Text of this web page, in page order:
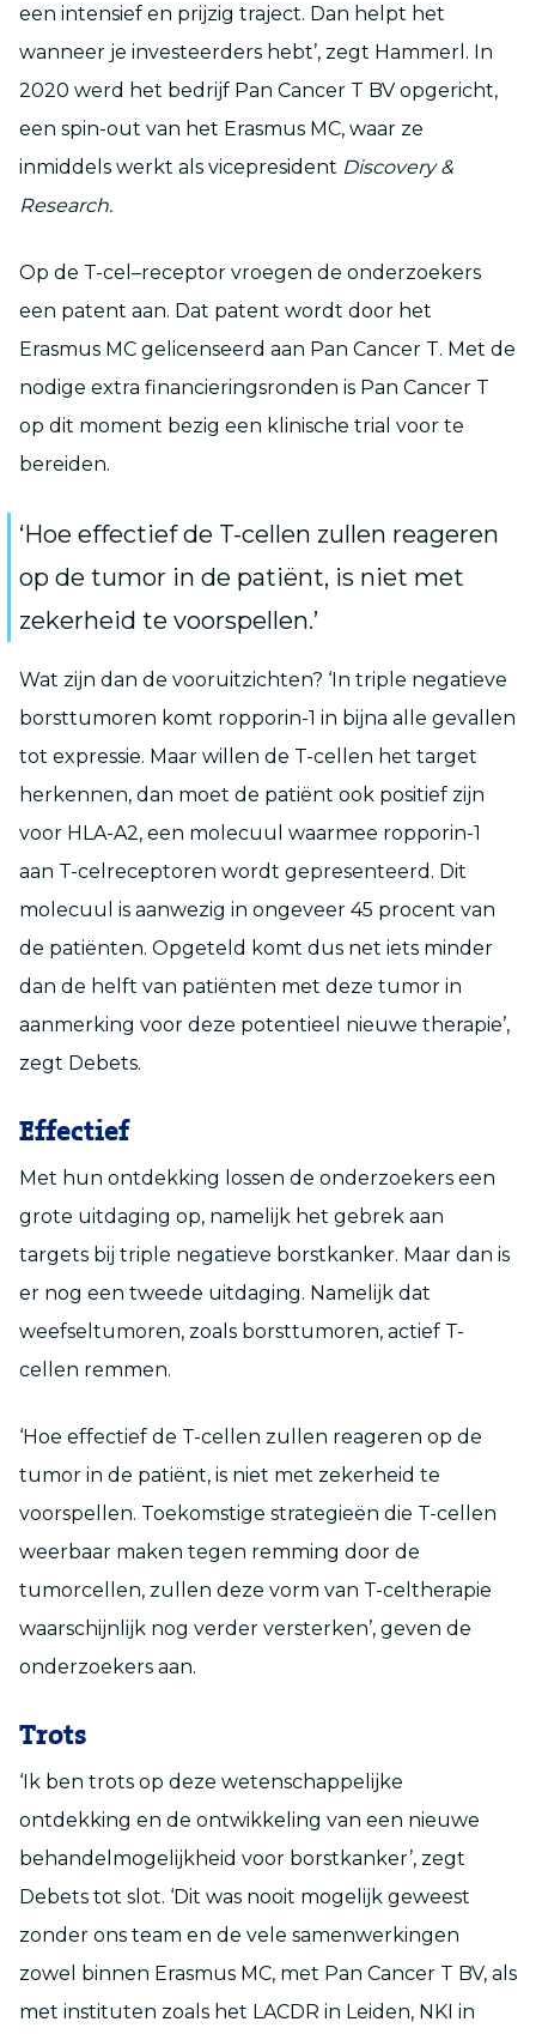
een intensief en prijzig traject. Dan helpt het
wanneer je investeerders hebt’, zegt Hammerl . In
2020 werd het bedrijf Pan Cancer T BV opgericht,
een spin-out van het Erasmus MC, waar ze
inmiddels werkt als vicepresident Discovery &
Research.
Op de T-cel –receptor vroegen de onderzoekers
een patent aan. Dat patent wordt door het
Erasmus MC gelicenseerd aan Pan Cancer T. Met de
nodige extra financieringsronden is Pan Cancer T
op dit moment bezig een klinische trial voor te
bereiden.
‘Hoe effectief de T-cellen zullen reageren
op de tumor in de patiënt, is niet met
zekerheid te voorspellen.’
Wat zijn dan de vooruitzichten? ‘In triple negatieve
borsttumoren komt ropporin-1 in bijna alle gevallen
tot expressie. Maar willen de T-cellen het target
herkennen, dan moet de patiënt ook positief zijn
voor HLA-A2, een molecuul waarmee ropporin-1
aan T-cel receptoren wordt gepresenteerd. Dit
molecuul is aanwezig in ongeveer 45 procent van
de patiënten. Opgeteld komt dus net iets minder
dan de helft van patiënten met deze tumor in
aanmerking voor deze potentieel nieuwe therapie’,
zegt Debets.
Effectief
Met hun ontdekking lossen de onderzoekers een
grote uitdaging op, namelijk het gebrek aan
targets bij triple negatieve borstkanker. Maar dan is
er nog een tweede uitdaging. Namelijk dat
weefseltumoren, zoals borsttumoren, actief T-
cellen remmen.
‘Hoe effectief de T-cellen zullen reageren op de
tumor in de patiënt, is niet met zekerheid te
voorspellen. Toekomstige strategieën die T-cellen
weerbaar maken tegen remming door de
tumorcellen, zullen deze vorm van T-celtherapie
waarschijnlijk nog verder versterken’, geven de
onderzoekers aan.
Trots
‘Ik ben trots op deze wetenschappelijke
ontdekking en de ontwikkeling van een nieuwe
behandelmogelijkheid voor borstkanker’, zegt
Debets tot slot. ‘Dit was nooit mogelijk geweest
zonder ons team en de vele samenwerkingen
zowel binnen Erasmus MC, met Pan Cancer T BV, als
met instituten zoals het LACDR in Leiden, NKI in